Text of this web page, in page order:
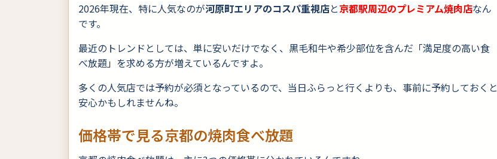
2026年現在、特に人気なのが河原町エリアのコスパ重視店と京都駅周辺のプレミアム焼肉店なん
です。
最近のトレンドとしては、単に安いだけでなく、黒毛和牛や希少部位を含んだ「満足度の高い食
べ放題」を求める方が増えているんですよ。
多くの人気店では予約が必須となっているので、当日ふらっと行くよりも、事前に予約しておくと
安心かもしれませんね。
価格帯で見る京都の焼肉食べ放題